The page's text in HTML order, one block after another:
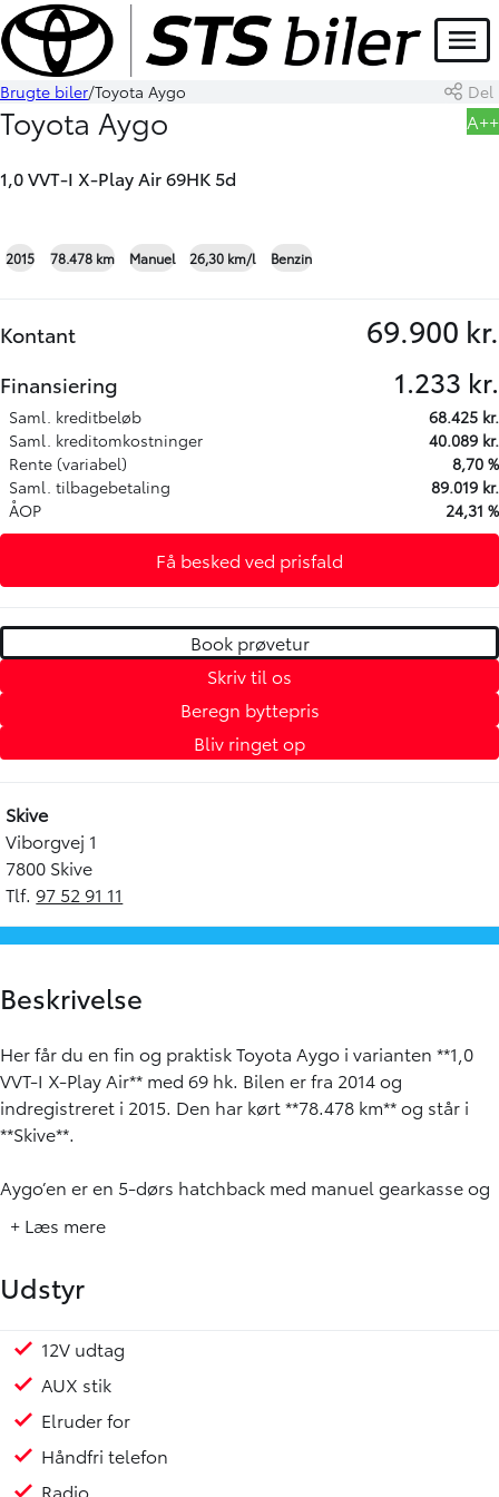
Menu
Book prøvetur
Brugte biler Toyota Aygo Del
Toyota Aygo
1,0 VVT-I X-Play Air 69HK 5d
A++
2015 78.478 km Manuel 26,30 km/l Benzin
Kontant 69.900 kr.
Finansiering 1.233 kr.
Saml. kreditbeløb
68.425 kr.
Saml. kreditomkostninger
40.089 kr.
Rente (variabel)
8,70 %
Saml. tilbagebetaling
89.019 kr.
ÅOP
24,31 %
Få besked ved prisfald
Book prøvetur
Skriv til os
Beregn byttepris
Bliv ringet op
Skive
Viborgvej 1
7800 Skive
Tlf.97 52 91 11
Beskrivelse
Her får du en fin og praktisk Toyota Aygo i varianten **1,0
VVT-I X-Play Air** med 69 hk. Bilen er fra 2014 og
indregistreret i 2015. Den har kørt **78.478 km** og står i
**Skive**.
Aygo’en er en 5-dørs hatchback med manuel gearkasse og
bykørsel og kortere ture på landevej. Den er opgivet til
Tophastigheden er 160 km/t.
Kabinen er enkel og overskuelig, og bilen har det udstyr,
man typisk har brug for i hverdagen. Den kompakte
størrelse gør den let at komme rundt med og nem at
parkere.
**Vigtigt udstyr:**
+ Læs mere
Udstyr
12V udtag
AUX stik
Elruder for
Håndfri telefon
Radio